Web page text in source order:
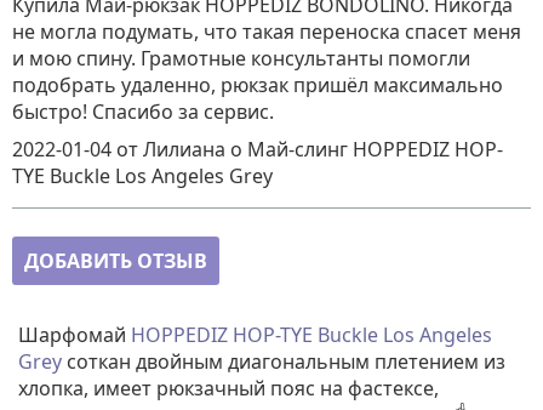
не могла подумать, что такая переноска спасет меня
и мою спину. Грамотные консультанты помогли
подобрать удаленно, рюкзак пришёл максимально
быстро! Спасибо за сервис.
2022-01-04 от Лилиана о Май-слинг HOPPEDIZ HOP-
TYE Buckle Los Angeles Grey
ДОБАВИТЬ ОТЗЫВ
Шарфомай HOPPEDIZ HOP-TYE Buckle Los Angeles
Grey соткан двойным диагональным плетением из
хлопка, имеет рюкзачный пояс на фастексе,